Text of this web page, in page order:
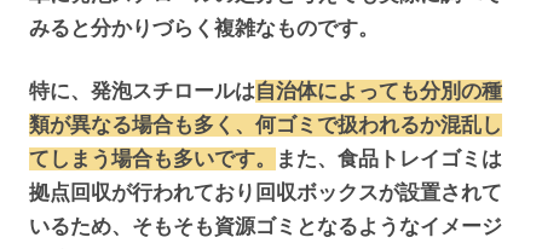
みると分かりづらく複雑なものです。
特に、発泡スチロールは自治体によっても分別の種
類が異なる場合も多く、何ゴミで扱われるか混乱し
てしまう場合も多いです。
また、食品トレイゴミは
拠点回収が行われており回収ボックスが設置されて
いるため、そもそも資源ゴミとなるようなイメージ